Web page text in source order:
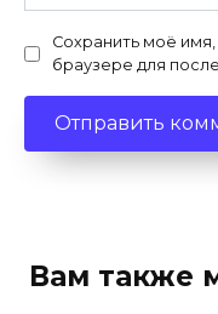
Сохранить моё
браузере для
Вам также